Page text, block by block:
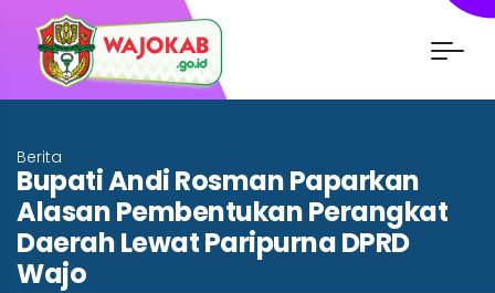
Berita
Bupati Andi Rosman Paparkan
Alasan Pembentukan Perangkat
Daerah Lewat Paripurna DPRD
Wajo